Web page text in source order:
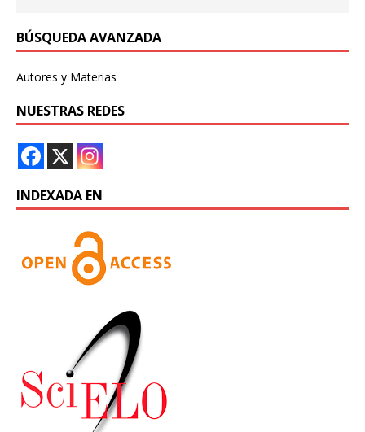
BÚSQUEDA AVANZADA
Autores y Materias
NUESTRAS REDES
INDEXADA EN